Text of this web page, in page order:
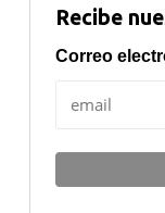
Recibe
Correo